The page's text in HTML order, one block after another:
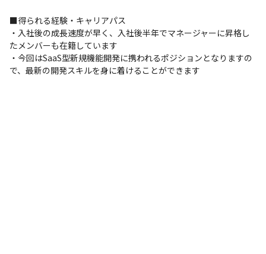
■得られる経験・キャリアパス
・入社後の成長速度が早く、入社後半年でマネージャーに昇格し
たメンバーも在籍しています
・今回はSaaS型新規機能開発に携われるポジションとなりますの
で、最新の開発スキルを身に着けることができます